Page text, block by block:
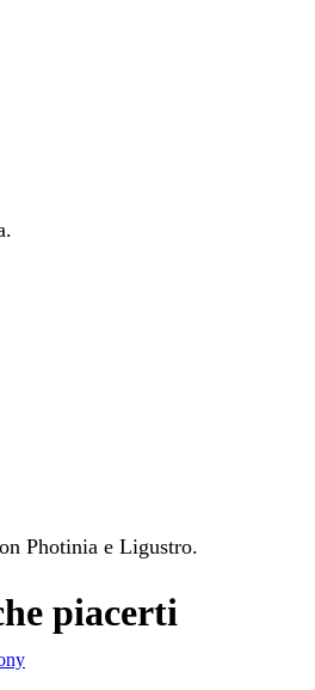
Photinia e Ligustro.
piacerti